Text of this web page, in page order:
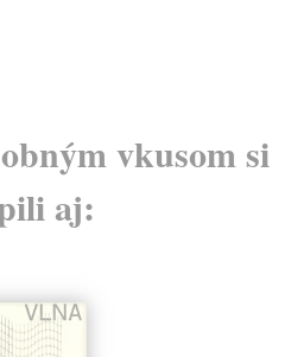
vkusom si
aj: